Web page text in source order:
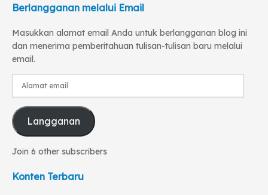
Berlangganan melalui Email
Masukkan alamat email Anda untuk berlangganan blog ini
dan menerima pemberitahuan tulisan-tulisan baru melalui
email.
Alamat
Langganan
Join 6 other subscribers
Konten Terbaru